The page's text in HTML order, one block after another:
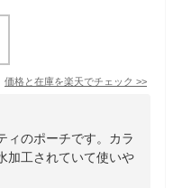
価格と在庫を楽天でチェック >>
ィのポーチです。カラ
加工されていて使いや